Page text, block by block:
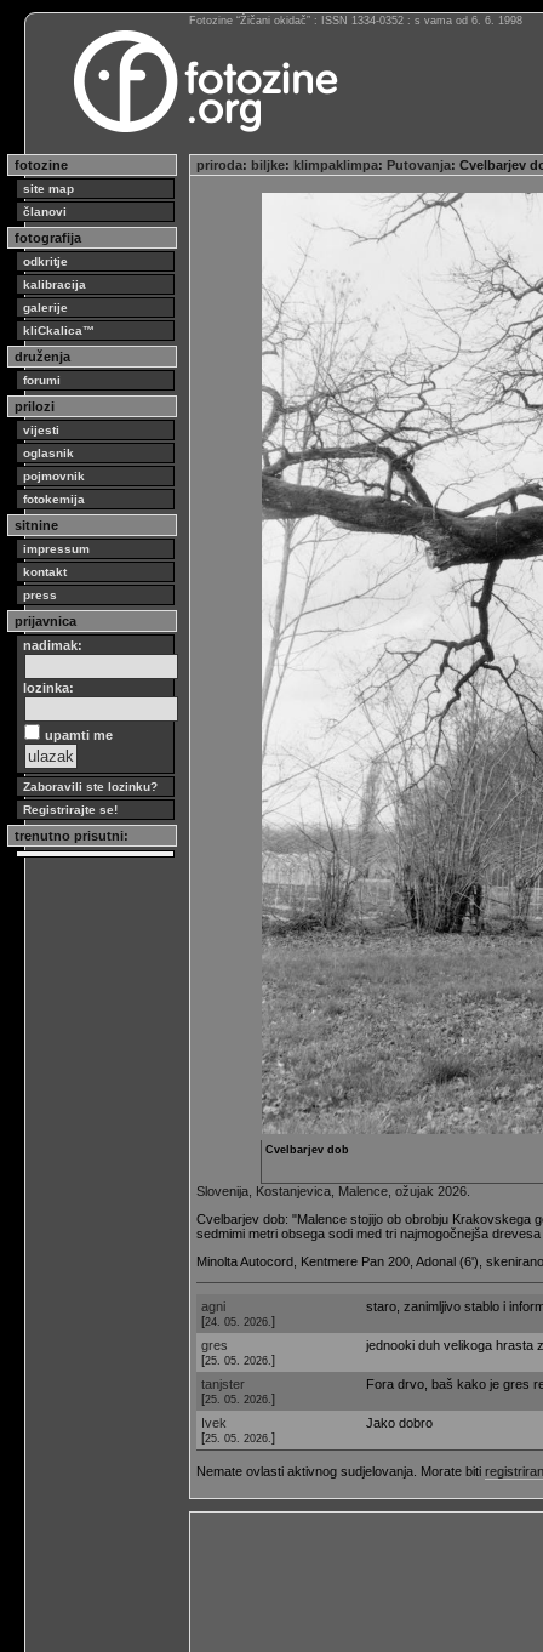
Fotozine “Žičani okidač” : ISSN 1334-0352 : s vama od 6. 6. 1998
fotozine
site map
članovi
fotografija
odkritje
kalibracija
galerije
kliCkalica™
druženja
forumi
prilozi
vijesti
oglasnik
pojmovnik
fotokemija
sitnine
impressum
kontakt
press
prijavnica
nadimak:
lozinka:
upamti me
Zaboravili ste lozinku?
Registrirajte se!
trenutno prisutni:
priroda: biljke: klimpaklimpa: Putovanja: Cvelbarjev
Cvelbarjev dob
Slovenija, Kostanjevica, Malence, ožujak 2026.
Cvelbarjev dob: "Malence stojijo ob obrobju Krakovskega
sedmimi metri obsega sodi med tri najmogočnejša
Minolta Autocord, Kentmere Pan 200, Adonal (6'),
agni
[24. 05. 2026. ]
staro, zanimljivo stablo i
gres
[25. 05. 2026. ]
jednooki duh velikoga hrasta
tanjster
[25. 05. 2026. ]
Fora drvo, baš kako je gres
Ivek
[25. 05. 2026. ]
Jako dobro
Nemate ovlasti aktivnog sudjelovanja. Morate biti